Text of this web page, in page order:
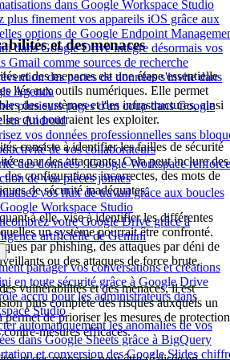
dans Google Workspace Studio
plus finement vos appareils iOS grâce aux
options de Google Endpoint
dans Google Drive intègre désormais vos
Gmail comme sources de recherche
des pertes de données s'invite dans
Agenda
plusieurs pages d'un coup dans Google
sur Android
vos données professionnelles sans
de vos collaborateurs
des données : Google Workspace
de vos pièces jointes
vos flux de travail grâce aux boucles
Workspace Studio
votre Google Drive grâce à
artificielle de Gemini
partager vos conversations et créations
en toute sécurité grâce à Google Drive
accru pour les administrateurs dans
Studio
automatiquement les anomalies de vos
dans Google Sheets grâce à BigQuery
et conversion des Google Slides
et des menaces
et des menaces est une étape essentielle
liés aux outils numériques. Elle permet
des systèmes et des infrastructures, ainsi
qui pourraient les exploiter.
consiste à identifier les failles de sécurité
par des attaquants. Cela peut inclure des
configurations incorrectes, des mots de
de sécurité inadéquates.
à elle, vise à identifier les différentes
un système pourrait être confronté.
par phishing, des attaques par déni de
ou des attaques de force brute.
vulnérabilités et des menaces, il est
plus complète des risques auxquels un
permet de prioriser les mesures de protection
mesures efficaces.